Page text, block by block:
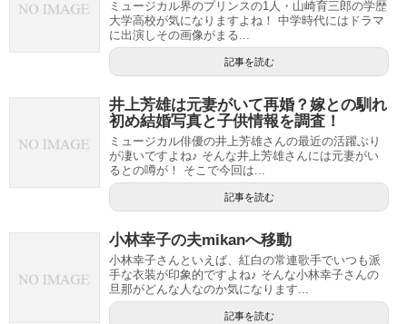
ミュージカル界のプリンスの1人・山崎育三郎の学歴
大学高校が気になりますよね！ 中学時代にはドラマ
に出演しその画像がまる...
記事を読む
井上芳雄は元妻がいて再婚？嫁との馴れ
初め結婚写真と子供情報を調査！
ミュージカル俳優の井上芳雄さんの最近の活躍ぶり
が凄いですよね♪ そんな井上芳雄さんには元妻がい
るとの噂が！ そこで今回は...
記事を読む
小林幸子の夫mikanへ移動
小林幸子さんといえば、紅白の常連歌手でいつも派
手な衣装が印象的ですよね♪ そんな小林幸子さんの
旦那がどんな人なのか気になります...
記事を読む